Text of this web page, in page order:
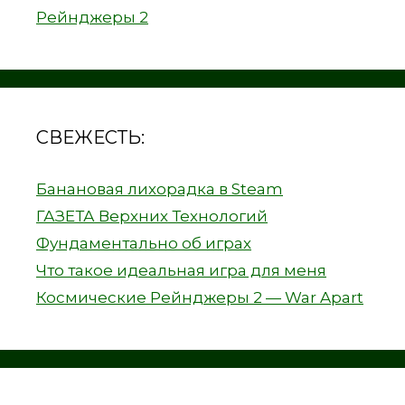
Рейнджеры 2
СВЕЖЕСТЬ:
Банановая лихорадка в Steam
ГАЗЕТА Верхних Технологий
Фундаментально об играх
Что такое идеальная игра для меня
Космические Рейнджеры 2 — War Apart